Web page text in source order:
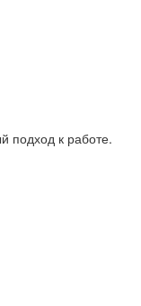
подход к работе.